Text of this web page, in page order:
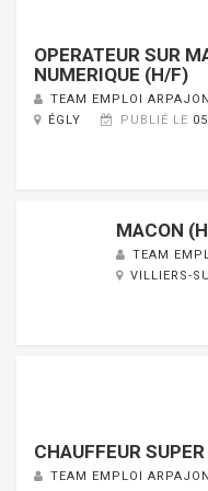
OPERATEUR SUR
NUMERIQUE (H/F)
TEAM EMPLOI ARPAJON
ÉGLY
PUBLIÉ LE
MACON
TEAM
VILLIERS-
CHAUFFEUR
TEAM EMPLOI ARPAJON